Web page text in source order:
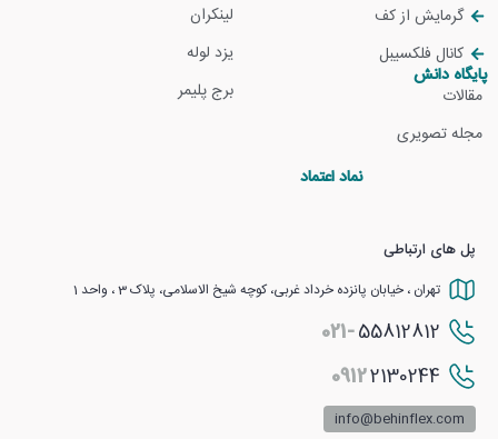
گرمایش از کف
کانال فلکسیبل
پایگاه دانش
مقالات
مجله تصویری
لینکران
یزد لوله
برج پلیمر
نماد اعتماد
پل های ارتباطی
تهران ، خیابان پانزده خرداد غربی، کوچه شیخ الاسلامی، پلاک 3 ، واحد 1
021-55812812
09122130244
info@behinflex.com